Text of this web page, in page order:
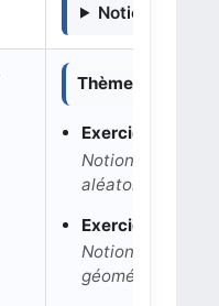
Notions
Thèmes
Exercice 1 — 4
Notions : arbre
aléatoire,
Exercice 2 — 6
Notions :
géométrique,